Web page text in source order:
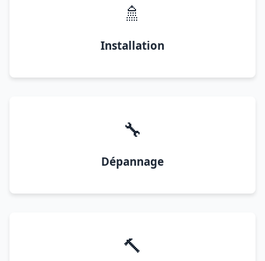
🚿
Installation
🔧
Dépannage
🔨